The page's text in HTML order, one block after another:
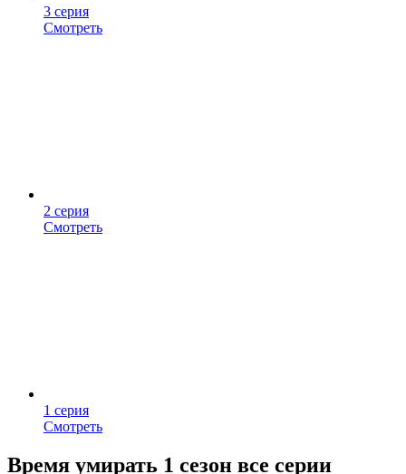
3 серия
Смотреть
2 серия
Смотреть
1 серия
Смотреть
Время умирать 1 сезон все серии